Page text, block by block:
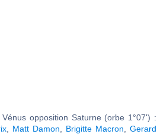
opposition Saturne (orbe 1°07') :
Matt Damon Brigitte Macron
Gerard